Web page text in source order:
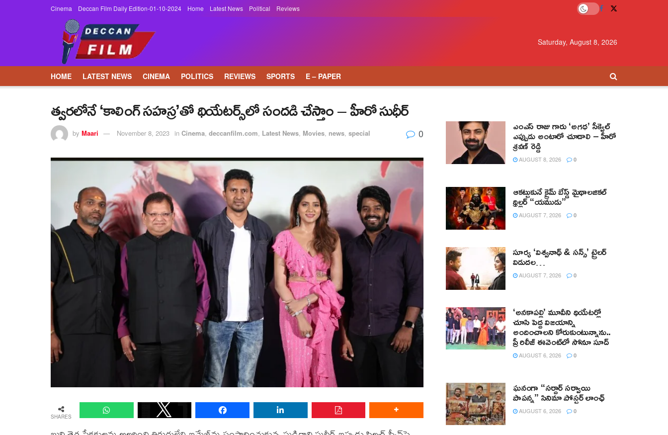
Cinema Deccan Film Daily Edition-01-10-2024 Home Latest News Political Reviews
Saturday, August 8, 2026
HOME LATEST NEWS CINEMA POLITICS REVIEWS SPORTS E – PAPER
త్వరలోనే ‘కాలింగ్ సహస్ర’తో థియేటర్స్‌లో సందడి చేస్తాం – హీరో సుధీర్
by Maari November 8, 2023 in Cinema, deccanfilm.com, Latest News, Movies, news, special 0
SHARES
ఎంఎస్ రాజు గారు ‘అగధ’ సీక్వెల్
ఎప్పుడు అంటారో చూడాలి – హీరో
శ్రవణ్ రెడ్డి
AUGUST 8, 2026 0
ఆకట్టుకునే క్రైమ్ బేస్డ్ మైథాలజికల్
థ్రిల్లర్ “యముడు”
AUGUST 7, 2026 0
సూర్య ‘విశ్వనాథ్ & సన్స్’ ట్రైలర్
విడుదల…
AUGUST 7, 2026 0
‘అనకాపల్లి’ మూవీని థియేటర్లో
చూసి పెద్ద విజయాన్ని
అందించాలని కోరుకుంటున్నాను..
ప్రీ రిలీజ్ ఈవెంట్‌లో సోనూ సూద్
AUGUST 6, 2026 0
ఘనంగా “సర్దార్ సర్వాయి
పాపన్న” సినిమా పోస్టర్ లాంఛ్
AUGUST 6, 2026 0